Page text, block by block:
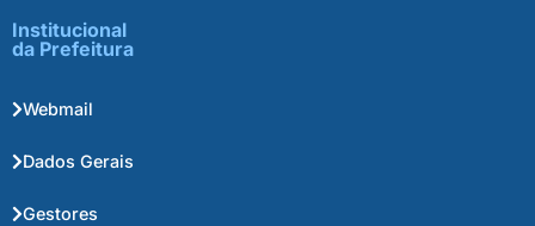
Institucional
da Prefeitura
Webmail
Dados Gerais
Gestores